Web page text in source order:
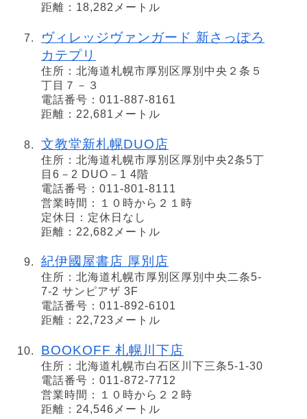
距離：18,282メートル
ヴィレッジヴァンガード 新さっぽろ
カテプリ
住所：北海道札幌市厚別区厚別中央２条５
丁目７－３
電話番号：011-887-8161
距離：22,681メートル
文教堂新札幌DUO店
住所：北海道札幌市厚別区厚別中央2条5丁
目6－2 DUO－1 4階
電話番号：011-801-8111
営業時間：１０時から２１時
定休日：定休日なし
距離：22,682メートル
紀伊國屋書店 厚別店
住所：北海道札幌市厚別区厚別中央二条5-
7-2 サンピアザ 3F
電話番号：011-892-6101
距離：22,723メートル
BOOKOFF 札幌川下店
住所：北海道札幌市白石区川下三条5-1-30
電話番号：011-872-7712
営業時間：１０時から２２時
距離：24,546メートル